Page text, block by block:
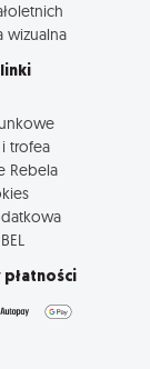
wizualna
i trofea
Rebela